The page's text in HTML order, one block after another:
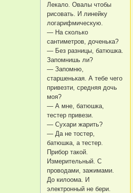
Лекало. Овалы чтобы
рисовать. И линейку
логарифмическую.
— На сколько
сантиметров, доченька?
— Без разницы, батюшка.
Запомнишь ли?
— Запомню,
старшенькая. А тебе чего
привезти, средняя дочь
моя?
— А мне, батюшка,
тестер привези.
— Сухари жарить?
— Да не тостер,
батюшка, а тестер.
Прибор такой.
Измерительный. С
проводами, зажимами.
До килоома. И
электронный не бери.